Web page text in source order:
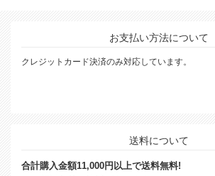
お支払い方法について
クレジットカード決済のみ対応しています。
送料について
合計購入金額11,000円以上で送料無料!